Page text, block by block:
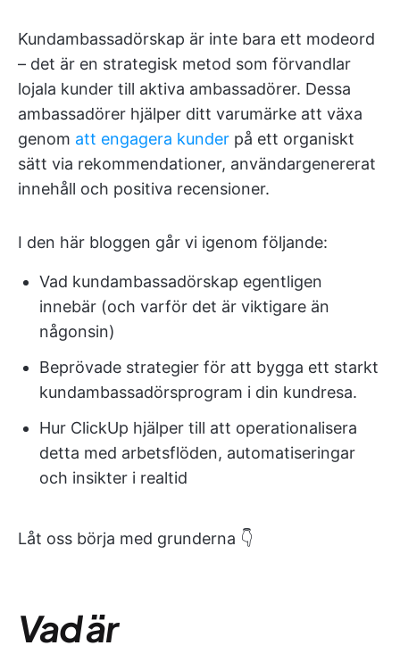
Kundambassadörskap är inte bara ett modeord
– det är en strategisk metod som förvandlar
lojala kunder till aktiva ambassadörer. Dessa
ambassadörer hjälper ditt varumärke att växa
genom att engagera kunder på ett organiskt
sätt via rekommendationer, användargenererat
innehåll och positiva recensioner.
I den här bloggen går vi igenom följande:
Vad kundambassadörskap egentligen
innebär (och varför det är viktigare än
någonsin)
Beprövade strategier för att bygga ett starkt
kundambassadörsprogram i din kundresa.
Hur ClickUp hjälper till att operationalisera
detta med arbetsflöden, automatiseringar
och insikter i realtid
Låt oss börja med grunderna 👇
Vad är